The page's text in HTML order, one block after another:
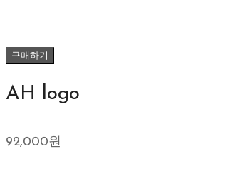
구매하기
AH logo
92,000원